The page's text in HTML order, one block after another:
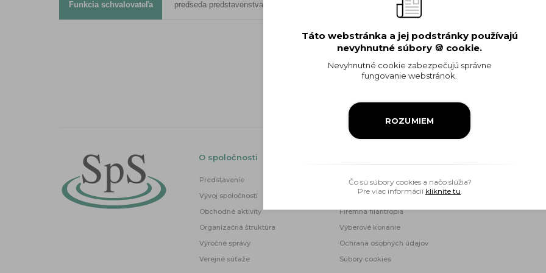
Táto webstránka a jej podstránky používajú
nevyhnutné súbory 🍪 cookie.
Nevyhnutné cookie zabezpečujú správne
fungovanie webstránok.
ROZUMIEM
Čo sú súbory cookies a načo slúžia?
Pre viac informácií kliknite tu.
Funkcia schvalovateľa predseda predstavenstva a riaditeľ
< Späť na
O spoločnosti
Predstavenie
Vývoj spoločnosti
Obchodné aktivity
Organizačná štruktúra
Výročné správy
Verejné súťaže
Informácia pre verejnosť
Objednávky a faktúry
Firemná filantropia
Výberové konanie
Ochrana osobných údajov
Súbory cookies